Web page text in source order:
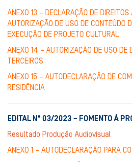
ANEXO 13 – DECLARAÇÃO DE DIREITOS
AUTORIZAÇÃO DE USO DE CONTEÚDO
EXECUÇÃO DE PROJETO CULTURAL
ANEXO 14 – AUTORIZAÇÃO DE USO DE
TERCEIROS
ANEXO 15 – AUTODECLARAÇÃO DE
RESIDÊNCIA
EDITAL N° 03/2023 – FOMENTO À
Resultado Produção Audiovisual
ANEXO 1 – AUTODECLARAÇÃO PARA